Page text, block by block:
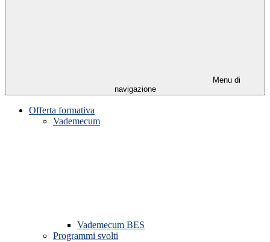
Menu di
navigazione
Offerta formativa
Vademecum
Vademecum BES
Programmi svolti